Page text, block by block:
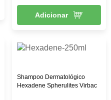
Adicionar
Shampoo Dermatológico
Hexadene Spherulites Virbac